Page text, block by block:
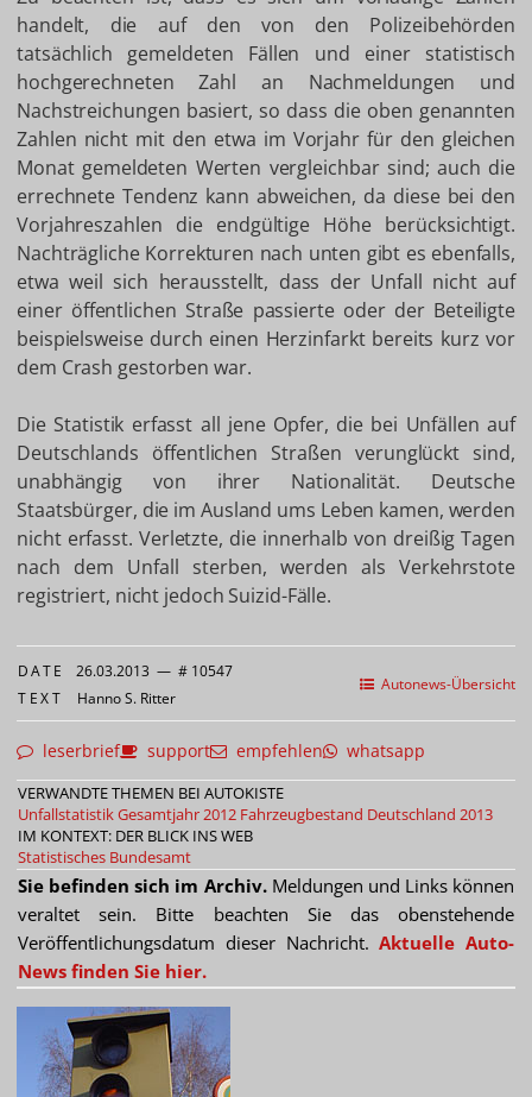
handelt, die auf den von den Polizeibehörden
tatsächlich gemeldeten Fällen und einer statistisch
hochgerechneten Zahl an Nachmeldungen und
Nachstreichungen basiert, so dass die oben genannten
Zahlen nicht mit den etwa im Vorjahr für den gleichen
Monat gemeldeten Werten vergleichbar sind; auch die
errechnete Tendenz kann abweichen, da diese bei den
Vorjahreszahlen die endgültige Höhe berücksichtigt.
Nachträgliche Korrekturen nach unten gibt es ebenfalls,
etwa weil sich herausstellt, dass der Unfall nicht auf
einer öffentlichen Straße passierte oder der Beteiligte
beispielsweise durch einen Herzinfarkt bereits kurz vor
dem Crash gestorben war.
Die Statistik erfasst all jene Opfer, die bei Unfällen auf
Deutschlands öffentlichen Straßen verunglückt sind,
unabhängig von ihrer Nationalität. Deutsche
Staatsbürger, die im Ausland ums Leben kamen, werden
nicht erfasst. Verletzte, die innerhalb von dreißig Tagen
nach dem Unfall sterben, werden als Verkehrstote
registriert, nicht jedoch Suizid-Fälle.
Autonews-Übersicht
DATE 26.03.2013 — # 10547
TEXT Hanno S. Ritter
leserbrief support empfehlen whatsapp
VERWANDTE THEMEN BEI AUTOKISTE
Unfallstatistik Gesamtjahr 2012 Fahrzeugbestand Deutschland 2013
IM KONTEXT: DER BLICK INS WEB
Statistisches Bundesamt
Sie befinden sich im Archiv.Meldungen und Links können
veraltet sein. Bitte beachten Sie das obenstehende
Veröffentlichungsdatum dieser Nachricht.Aktuelle Auto-
News finden Sie hier.